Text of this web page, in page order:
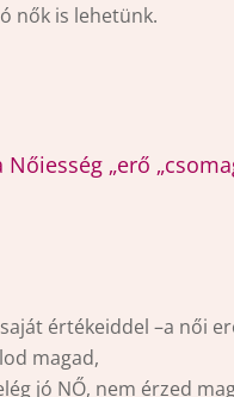
nők is lehetünk.
„erő
értékeiddel –a női
magad,
jó NŐ, nem érzed